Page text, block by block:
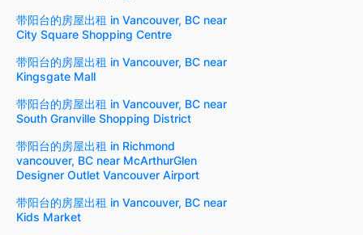
带阳台的房屋出租 in Vancouver, BC near
City Square Shopping Centre
带阳台的房屋出租 in Vancouver, BC near
Kingsgate Mall
带阳台的房屋出租 in Vancouver, BC near
South Granville Shopping District
带阳台的房屋出租 in Richmond
vancouver, BC near McArthurGlen
Designer Outlet Vancouver Airport
带阳台的房屋出租 in Vancouver, BC near
Kids Market